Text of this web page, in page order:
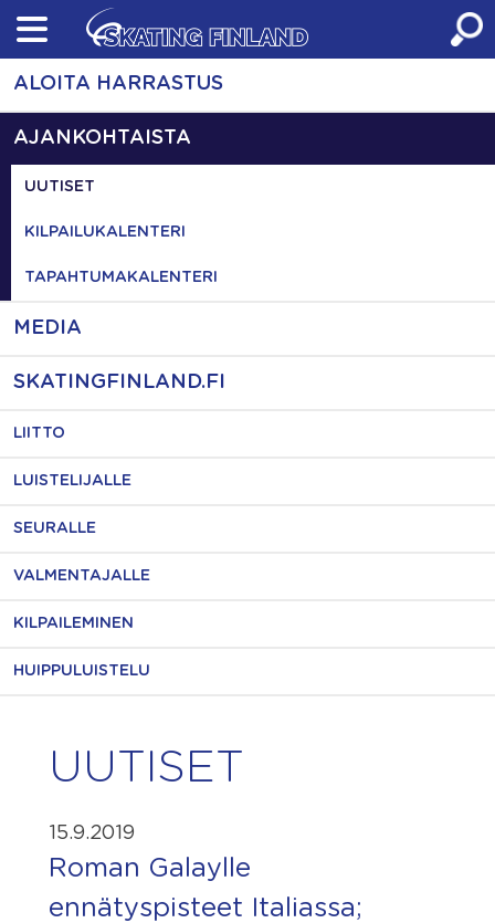
Skip
content
ALOITA HARRASTUS
AJANKOHTAISTA
UUTISET
KILPAILUKALENTERI
TAPAHTUMAKALENTERI
MEDIA
SKATINGFINLAND.FI
LIITTO
LUISTELIJALLE
SEURALLE
VALMENTAJALLE
KILPAILEMINEN
HUIPPULUISTELU
UUTISET
15.9.2019
Roman Galaylle
ennätyspisteet Italiassa;